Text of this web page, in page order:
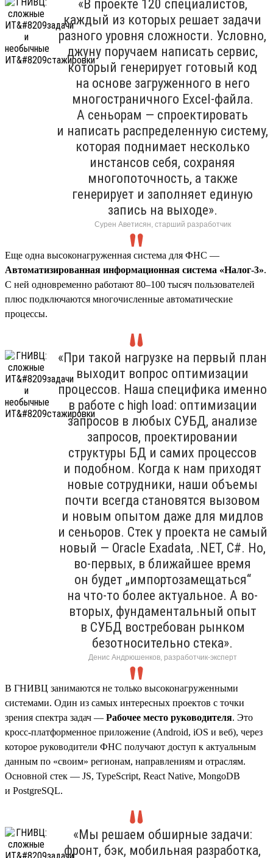
«В проекте 120 специалистов,
каждый из которых решает задачи
разного уровня сложности. Условно,
джуну поручаем написать сервис,
который генерирует готовый код
на основе загруженного в него
многостраничного Excel-файла.
А сеньорам — спроектировать
и написать распределенную систему,
которая поднимает несколько
инстансов себя, сохраняя
многопоточность, а также
генерирует и заполняет единую
запись на выходе».
Сурен Аветисян, старший разработчик
Еще одна высоконагруженная система для ФНС —
Автоматизированная информационная система «Налог-3».
С ней одновременно работают 80–100 тысяч пользователей
плюс подключаются многочисленные автоматические
процессы.
«При такой нагрузке на первый план
выходит вопрос оптимизации
процессов. Наша специфика именно
в работе с high load: оптимизации
запросов в любых СУБД, анализе
запросов, проектировании
структуры БД и самих процессов
и подобном. Когда к нам приходят
новые сотрудники, наши объемы
почти всегда становятся вызовом
и новым опытом даже для мидлов
и сеньоров. Стек у проекта не самый
новый — Oracle Exadata, .NET, C#. Но,
во-первых, в ближайшее время
он будет „импортозамещаться“
на что-то более актуальное. А во-
вторых, фундаментальный опыт
в СУБД востребован рынком
безотносительно стека».
Денис Андрюшенков, разработчик-эксперт
В ГНИВЦ занимаются не только высоконагруженными
системами. Один из самых интересных проектов с точки
зрения спектра задач — Рабочее место руководителя. Это
кросс-платформенное приложение (Android, iOS и веб), через
которое руководители ФНС получают доступ к актуальным
данным по «своим» регионам, направлениям и отраслям.
Основной стек — JS, TypeScript, React Native, MongoDB
и PostgreSQL.
«Мы решаем обширные задачи:
фронт, бэк, мобильная разработка,